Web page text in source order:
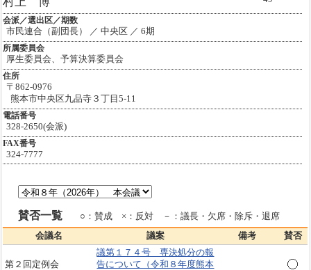
会派／選出区／期数
市民連合（副団長） ／ 中央区 ／ 6期
所属委員会
厚生委員会、予算決算委員会
住所
〒862-0976
熊本市中央区九品寺３丁目5-11
電話番号
328-2650(会派)
FAX番号
324-7777
賛否一覧 ○：賛成 ×：反対 －：議長・欠席・除斥・退席
会議名 議案 備考 賛否
第２回定例会
議第１７４号 専決処分の報
告について（令和８年度熊本